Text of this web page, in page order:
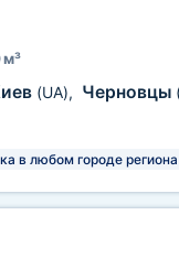
м³
(UA), Черновцы
в любом городе региона